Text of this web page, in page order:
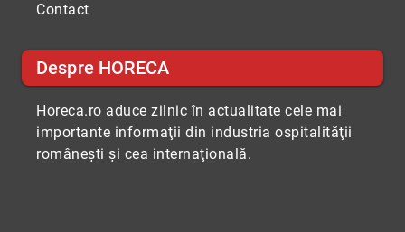
Contact
Despre HORECA
Horeca.ro aduce zilnic în actualitate cele mai
importante informaţii din industria ospitalităţii
româneşti şi cea internaţională.